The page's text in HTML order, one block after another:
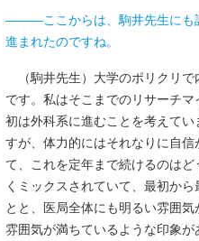
―――ここからは、駒井先生にも
進まれたのですね。
（駒井先生）大学のポリクリで
です。私はそこまでのリサーチ
初は外科系に進むことを考えて
すが、体力的にはそれなりに自
て、これを定年まで続けるのは
くミックスされていて、最初か
とと、医局全体にも明るい雰囲
雰囲気が満ちているような印象が